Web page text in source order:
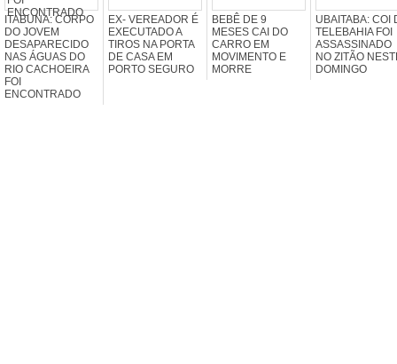
ITABUNA: CORPO
DO JOVEM
DESAPARECIDO
NAS ÁGUAS DO
RIO CACHOEIRA
FOI
ENCONTRADO
EX- VEREADOR É
EXECUTADO A
TIROS NA PORTA
DE CASA EM
PORTO SEGURO
BEBÊ DE 9
MESES CAI DO
CARRO EM
MOVIMENTO E
MORRE
UBAITABA: COI
TELEBAHIA FOI
ASSASSINADO
NO ZITÃO
DOMINGO